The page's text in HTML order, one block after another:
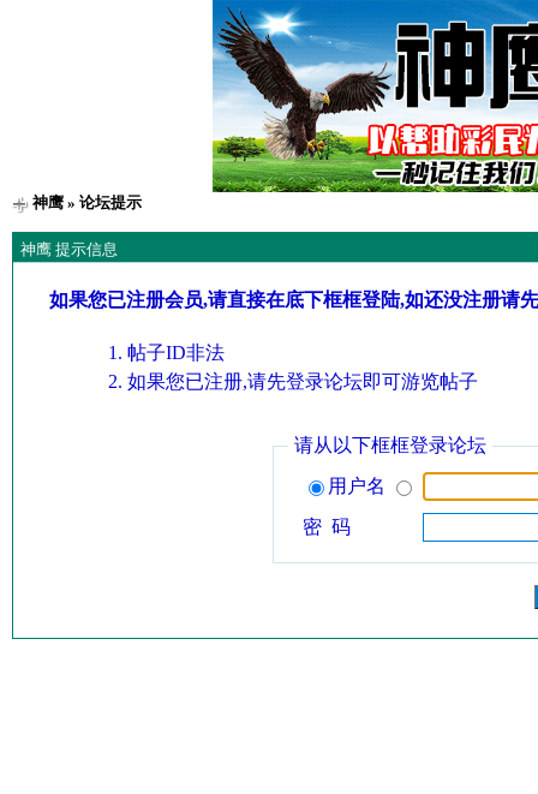
神鹰» 论坛提示
神鹰 提示信息
如果您已注册会员,请直接在底下框框登陆,如还没注册请
帖子ID非法
如果您已注册,请先登录论坛即可游览帖子
请从以下框框登录论坛
用户名
密 码